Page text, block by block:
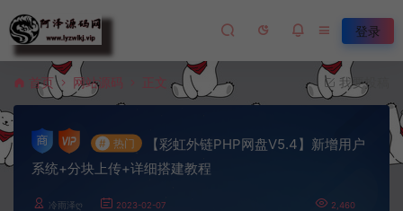
登录
首页 网站源码 正文 我要投稿
# 热门
【彩虹外链PHP网盘V5.4】新增用户
系统+分块上传+详细搭建教程
冷雨泽ღ 2023-02-07 2,460